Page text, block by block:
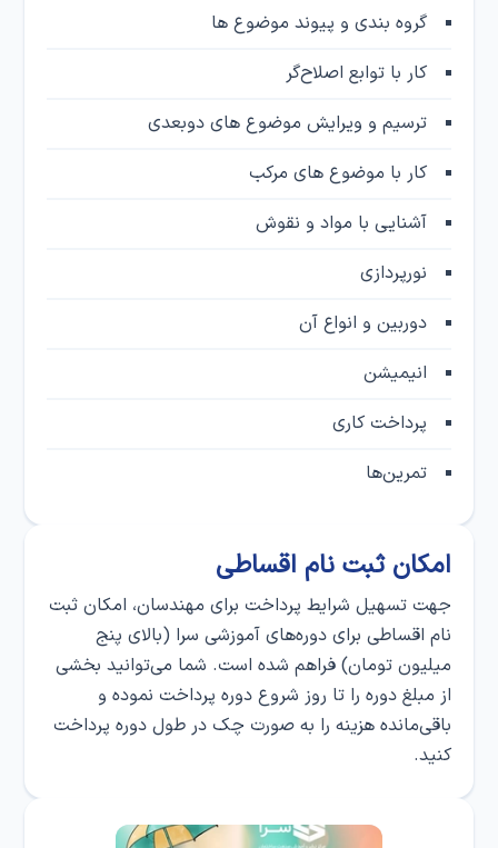
گروه بندی و پیوند موضوع ها
کار با توابع اصلاح‌گر
ترسیم و ویرایش موضوع های دوبعدی
کار با موضوع های مرکب
آشنایی با مواد و نقوش
نورپردازی
دوربین و انواع آن
انیمیشن
پرداخت کاری
تمرین‌ها
امکان ثبت‌ نام اقساطی
جهت تسهیل شرایط پرداخت برای مهندسان، امکان ثبت‌
نام اقساطی برای دوره‌های آموزشی سرا (بالای پنج
میلیون تومان) فراهم شده است. شما می‌توانید بخشی
از مبلغ دوره را تا روز شروع دوره پرداخت نموده و
باقی‌مانده هزینه را به صورت چک در طول دوره پرداخت
کنید.